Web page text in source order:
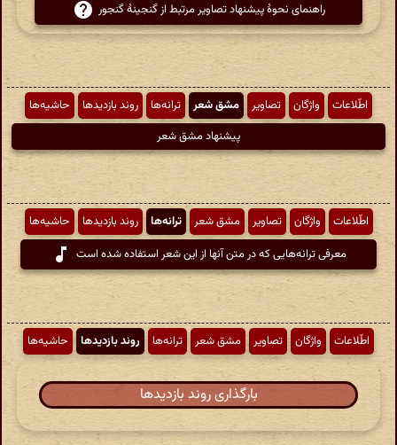
راهنمای نحوهٔ پیشنهاد تصاویر مرتبط از گنجینهٔ گنجور
اطّلاعات واژگان تصاویر مشق شعر ترانه‌ها روند بازدیدها
حاشیه‌ها
پیشنهاد مشق شعر
اطّلاعات واژگان تصاویر مشق شعر ترانه‌ها روند بازدیدها
حاشیه‌ها
معرفی ترانه‌هایی که در متن آنها از این شعر استفاده شده است
اطّلاعات واژگان تصاویر مشق شعر ترانه‌ها روند بازدیدها حاشیه‌ها
بارگذاری روند بازدیدها